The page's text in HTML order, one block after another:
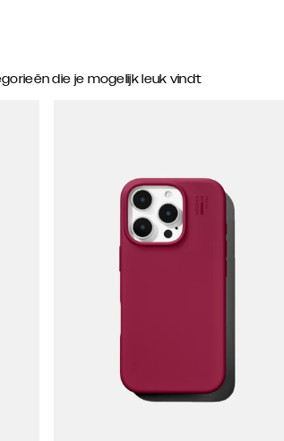
die je mogelijk leuk vindt